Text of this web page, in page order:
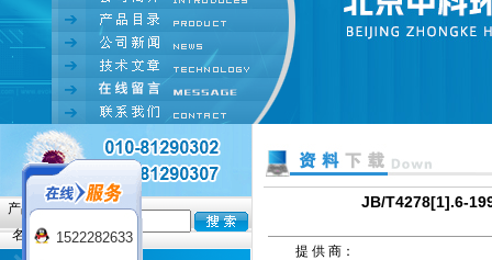
产品
名:
JB/T4278[1].6-
提 供 商：
1522282633